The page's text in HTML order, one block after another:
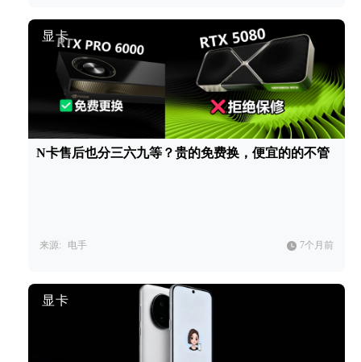
显卡
N卡售后也分三六九等？贵的免费换，便宜的的不管
来源: 电手 7个月前
显卡